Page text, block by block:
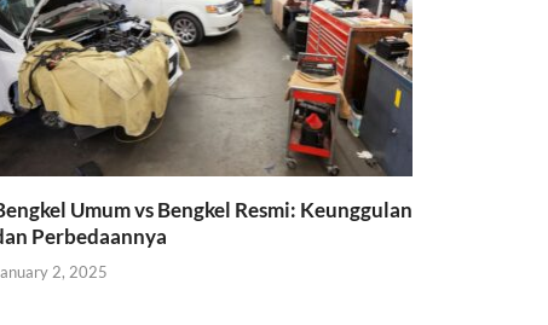
Umum vs Bengkel Resmi: Keunggulan
Perbedaannya
2, 2025